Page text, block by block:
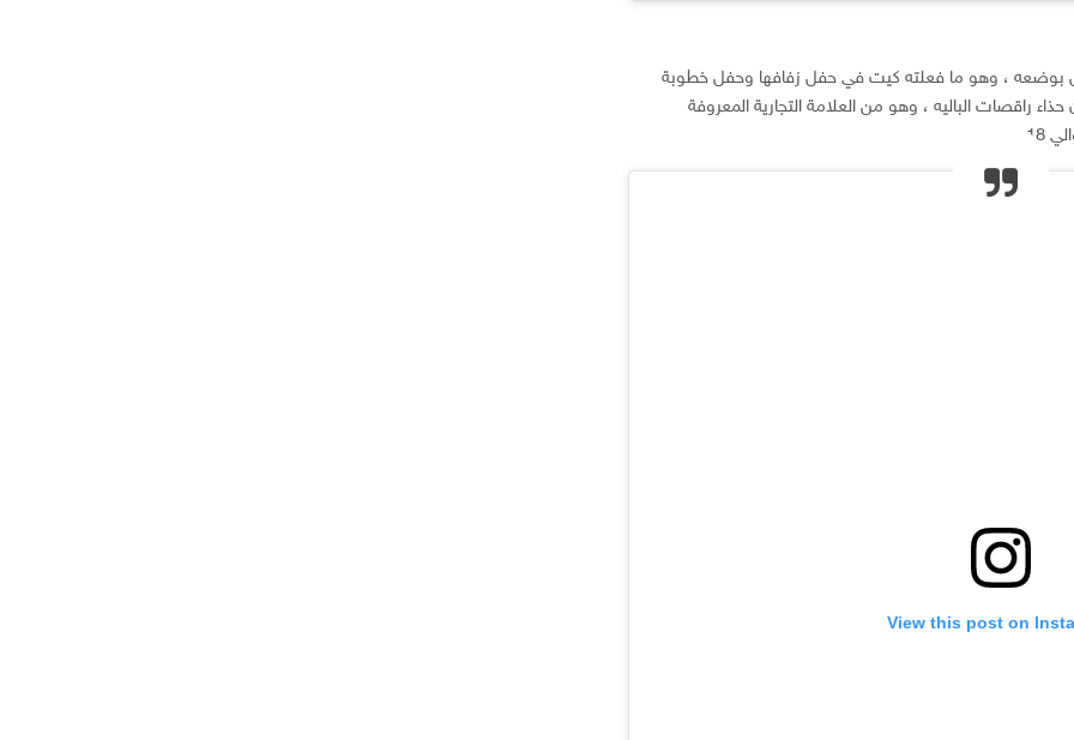
بوضعه ، وهو ما فعلته كيت في حفل زفافها وحفل خطوبة
راقصات الباليه ، وهو من العلامة التجارية المعروفة
View this post on